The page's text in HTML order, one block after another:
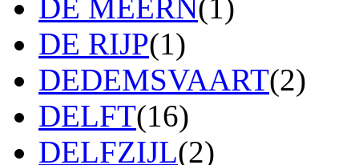
DE MEERN(1)
DE RIJP(1)
DEDEMSVAART(2)
DELFT(16)
DELFZIJL(2)